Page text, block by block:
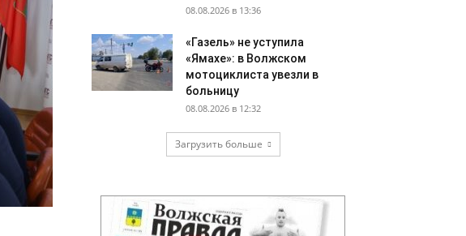
08.08.2026 в 13:36
«Газель» не уступила
«Ямахе»: в Волжском
мотоциклиста увезли в
больницу
08.08.2026 в 12:32
Загрузить больше